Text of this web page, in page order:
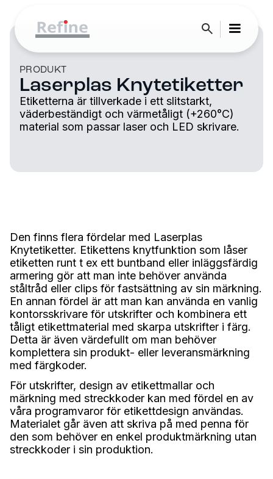
PRODUKT
Laserplas Knytetiketter
Etiketterna är tillverkade i ett slitstarkt,
väderbeständigt och värmetåligt (+260°C)
material som passar laser och LED skrivare.
Den finns flera fördelar med Laserplas
Knytetiketter. Etikettens knytfunktion som låser
etiketten runt t ex ett buntband eller inläggsfärdig
armering gör att man inte behöver använda
ståltråd eller clips för fastsättning av sin märkning.
En annan fördel är att man kan använda en vanlig
kontorsskrivare för utskrifter och kombinera ett
tåligt etikettmaterial med skarpa utskrifter i färg.
Detta är även värdefullt om man behöver
komplettera sin produkt- eller leveransmärkning
med färgkoder.
För utskrifter, design av etikettmallar och
märkning med streckkoder kan med fördel en av
våra programvaror för etikettdesign användas.
Materialet går även att skriva på med penna för
den som behöver en enkel produktmärkning utan
streckkoder i sin produktion.